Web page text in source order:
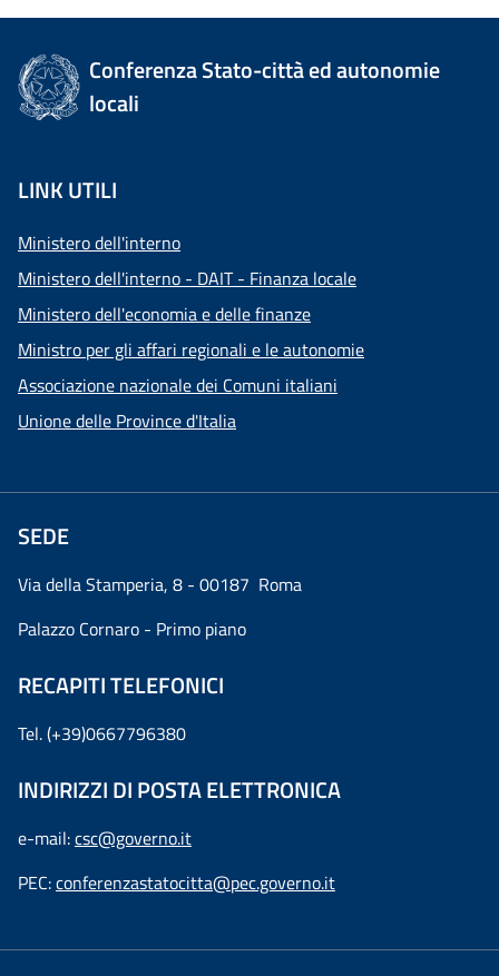
Conferenza Stato-città ed autonomie
locali
LINK UTILI
Ministero dell'interno
Ministero dell'interno - DAIT - Finanza locale
Ministero dell'economia e delle finanze
Ministro per gli affari regionali e le autonomie
Associazione nazionale dei Comuni italiani
Unione delle Province d'Italia
SEDE
Via della Stamperia, 8 - 00187 Roma
Palazzo Cornaro - Primo piano
RECAPITI TELEFONICI
Tel. (+39)0667796380
INDIRIZZI DI POSTA ELETTRONICA
e-mail:csc@governo.it
PEC:conferenzastatocitta@pec.governo.it